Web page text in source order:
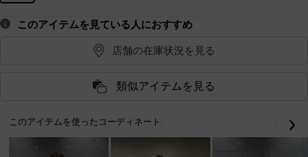
このアイテムを見ている人におすすめ
店舗の在庫状況を見る
類似アイテムを見る
このアイテムを使ったコーディネート: 戻る